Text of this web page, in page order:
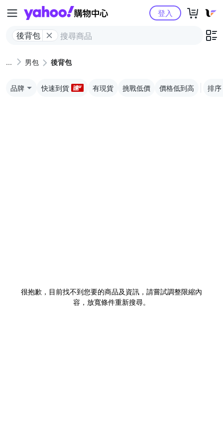
Yahoo購物中心
後背包
登入
男包 後背包
品牌 快速到貨 有現貨 挑戰低價 價格低到高 排序
很抱歉，目前找不到您要的商品及資訊，請嘗試調整限縮內
容，放寬條件重新搜尋。